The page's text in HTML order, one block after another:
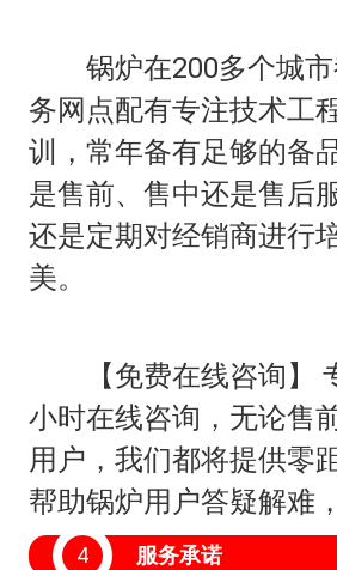
锅炉在200多个城市
务网点配有专注技术工
训，常年备有足够的备
是售前、售中还是售后
还是定期对经销商进行
美。
【免费在线咨询】
小时在线咨询，无论售
用户，我们都将提供零
帮助锅炉用户答疑解难
服务承诺
4